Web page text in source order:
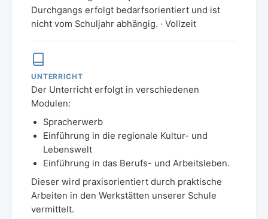
Durchgangs erfolgt bedarfsorientiert und ist
nicht vom Schuljahr abhängig. · Vollzeit
UNTERRICHT
Der Unterricht erfolgt in verschiedenen
Modulen:
Spracherwerb
Einführung in die regionale Kultur- und
Lebenswelt
Einführung in das Berufs- und Arbeitsleben.
Dieser wird praxisorientiert durch praktische
Arbeiten in den Werkstätten unserer Schule
vermittelt.